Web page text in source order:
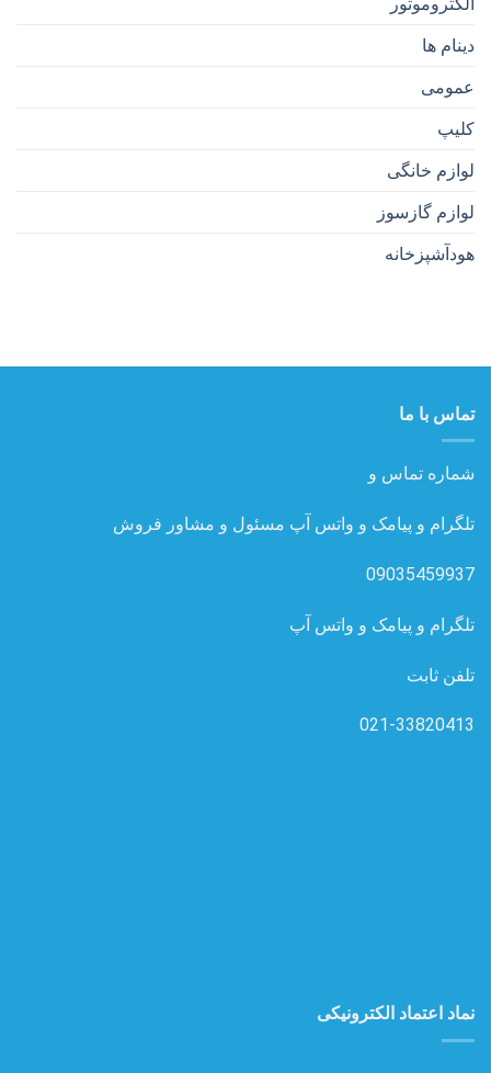
دینام ها
عمومی
کلیپ
لوازم خانگی
لوازم گازسوز
هودآشپزخانه
تماس با ما
شماره تماس و
تلگرام و پیامک و واتس آپ مسئول و مشاور فروش
09035459937
تلگرام و پیامک و واتس آپ
تلفن ثابت
021-33820413
نماد اعتماد الکترونیکی